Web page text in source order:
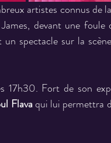
artistes connus de
devant une foule
spectacle sur la
17h30. Fort de son
Flava qui lui permettra